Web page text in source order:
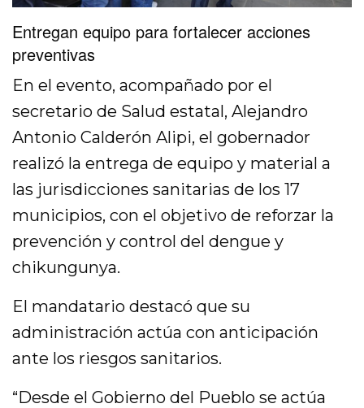
Entregan equipo para fortalecer acciones
preventivas
En el evento, acompañado por el
secretario de Salud estatal, Alejandro
Antonio Calderón Alipi, el gobernador
realizó la entrega de equipo y material a
las jurisdicciones sanitarias de los 17
municipios, con el objetivo de reforzar la
prevención y control del dengue y
chikungunya.
El mandatario destacó que su
administración actúa con anticipación
ante los riesgos sanitarios.
“Desde el Gobierno del Pueblo se actúa